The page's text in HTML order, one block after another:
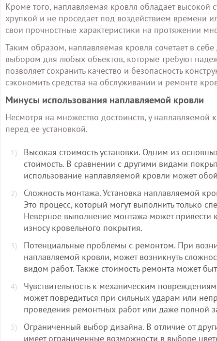
Кроме того, наплавляемая кровля обладает высокой
хрупкой и не проседает под воздействием времени
свои прочностные характеристики на протяжении
Таким образом, наплавляемая кровля сочетает в
выбором для любых объектов, которые требуют
позволяет сохранить качество и безопасность
сэкономить средства на обслуживании и ремонте
Минусы использования наплавляемой кровли
Несмотря на множество достоинств, у наплавляемой
перед ее установкой.
Высокая стоимость установки. Одним из
стоимость. В сравнении с другими видами
использование наплавляемой кровли может
Сложность монтажа. Установка наплавляемой
Это процесс, который могут выполнить только
Неверное выполнение монтажа может
износу кровельного покрытия.
Потенциальные проблемы с ремонтом. При
наплавляемой кровли, может возникнуть
видом работ. Также стоимость ремонта может
Чувствительность к механическим
может повредиться при сильных ударам или
проведения ремонтных работ или даже полной
Ограниченный выбор дизайна. В отличие от
имеет ограниченные возможности в выборе